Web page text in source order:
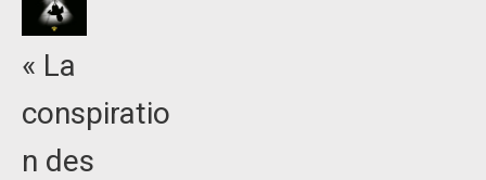
« La
conspiratio
n des